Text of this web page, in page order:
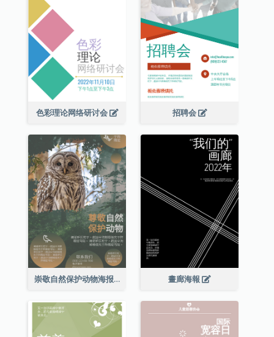
色彩理论网络研讨会 招聘会
崇敬自然保护动物海报 畫廊海報